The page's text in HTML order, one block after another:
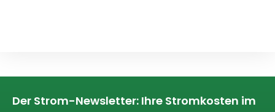
Der Strom-Newsletter: Ihre Stromkosten im